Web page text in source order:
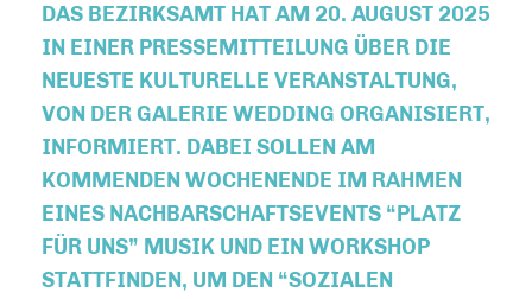
DAS BEZIRKSAMT HAT AM 20. AUGUST 2025
IN EINER PRESSEMITTEILUNG ÜBER DIE
NEUESTE KULTURELLE VERANSTALTUNG,
VON DER GALERIE WEDDING ORGANISIERT,
INFORMIERT. DABEI SOLLEN AM
KOMMENDEN WOCHENENDE IM RAHMEN
EINES NACHBARSCHAFTSEVENTS “PLATZ
FÜR UNS” MUSIK UND EIN WORKSHOP
STATTFINDEN, UM DEN “SOZIALEN